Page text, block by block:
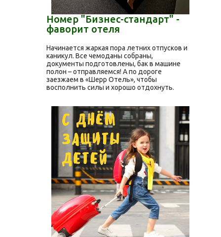
Номер "Бизнес-стандарт" -
фаворит отеля
Начинается жаркая пора летних отпусков и
каникул. Все чемоданы собраны,
документы подготовлены, бак в машине
полон – отправляемся! А по дороге
заезжаем в «Шерр Отель», чтобы
восполнить силы и хорошо отдохнуть.